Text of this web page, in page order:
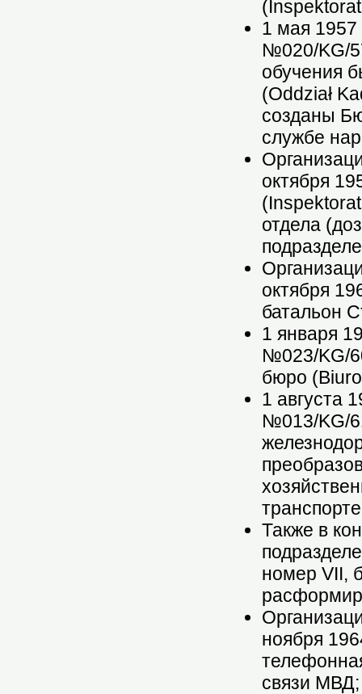
1 мая 1957
№020/KG/
обучения
(Oddział
созданы
службе
октября
отдела
октября
батальон
1 января
№023/KG/
бюро
1 августа
№013/KG/
Также в
номер VII,
ноября
связи МВД;